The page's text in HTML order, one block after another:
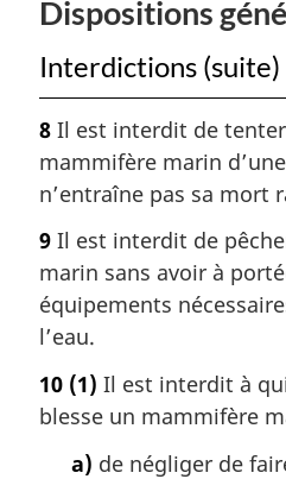
Dispositions
Interdictions (suite)
8 Il est interdit de
mammifère marin
n’entraîne pas sa mort
9 Il est interdit de
marin sans avoir à
équipements
l’eau.
10 (1) Il est interdit à
blesse un mammifère
a) de négliger de